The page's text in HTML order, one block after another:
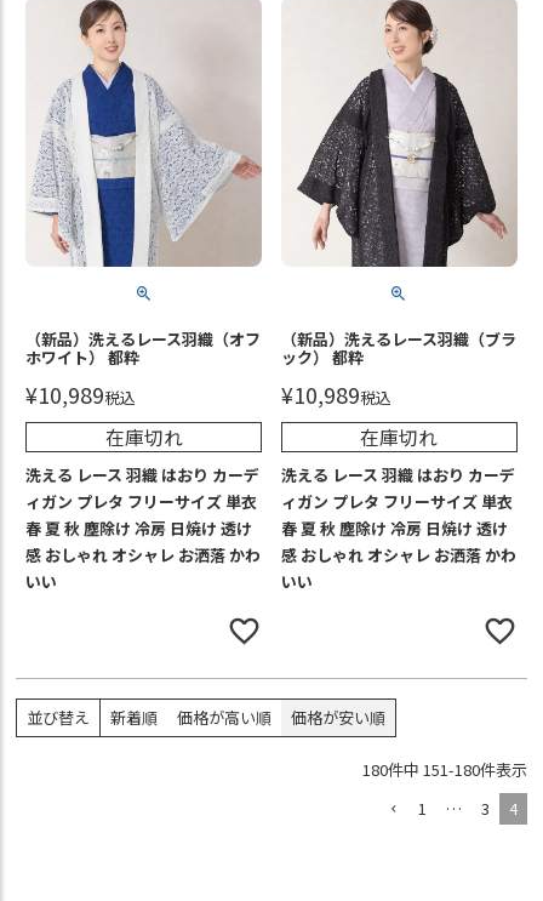
（新品）洗えるレース羽織（オフ
ホワイト） 都粋
¥10,989税込
在庫切れ
洗える レース 羽織 はおり カーデ
ィガン プレタ フリーサイズ 単衣
春 夏 秋 塵除け 冷房 日焼け 透け
感 おしゃれ オシャレ お洒落 かわ
いい
（新品）洗えるレース羽織（ブラ
ック） 都粋
¥10,989税込
在庫切れ
洗える レース 羽織 はおり カーデ
ィガン プレタ フリーサイズ 単衣
春 夏 秋 塵除け 冷房 日焼け 透け
感 おしゃれ オシャレ お洒落 かわ
いい
並び替え 新着順 価格が高い順 価格が安い順
180件中 151-180件表示
1
… 3 4